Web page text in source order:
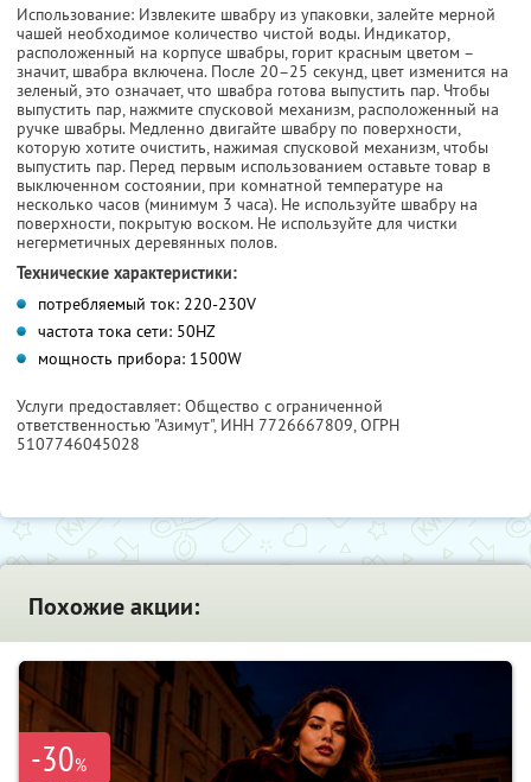
Использование: Извлеките швабру из упаковки, залейте мерной
чашей необходимое количество чистой воды. Индикатор,
расположенный на корпусе швабры, горит красным цветом –
значит, швабра включена. После 20–25 секунд, цвет изменится на
зеленый, это означает, что швабра готова выпустить пар. Чтобы
выпустить пар, нажмите спусковой механизм, расположенный на
ручке швабры. Медленно двигайте швабру по поверхности,
которую хотите очистить, нажимая спусковой механизм, чтобы
выпустить пар. Перед первым использованием оставьте товар в
выключенном состоянии, при комнатной температуре на
несколько часов (минимум 3 часа). Не используйте швабру на
поверхности, покрытую воском. Не используйте для чистки
негерметичных деревянных полов.
Технические характеристики:
потребляемый ток: 220-230V
частота тока сети: 50HZ
мощность прибора: 1500W
Услуги предоставляет: Общество с ограниченной
ответственностью "Азимут", ИНН 7726667809, ОГРН
5107746045028
Похожие акции:
-30%